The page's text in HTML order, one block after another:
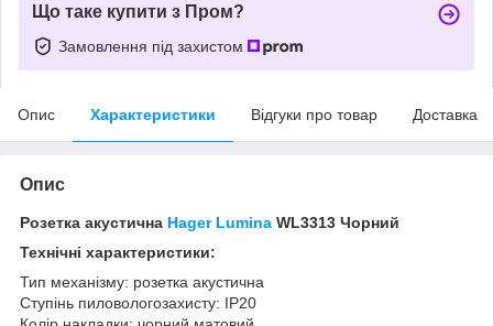
Що таке купити з Пром?
Замовлення під захистом
Опис Характеристики Відгуки про товар Доставка
Опис
Розетка акустична Hager Lumina WL3313 Чорний
Технічні характеристики:
Тип механізму: розетка акустична
Ступінь пиловологозахисту: IP20